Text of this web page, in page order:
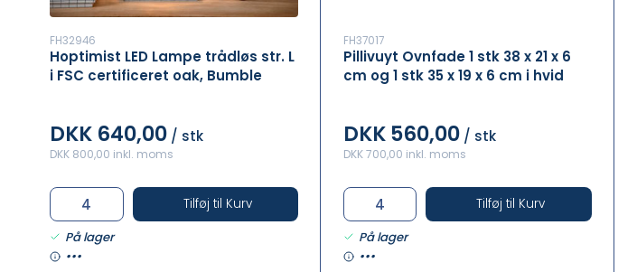
FH32946
Hoptimist LED Lampe trådløs str. L
i FSC certificeret oak, Bumble
DKK 640,00 / stk
DKK 800,00 inkl. moms
Tilføj til Kurv
På lager
•••
FH37017
Pillivuyt Ovnfade 1 stk 38 x 21 x 6
cm og 1 stk 35 x 19 x 6 cm i hvid
DKK 560,00 / stk
DKK 700,00 inkl. moms
Tilføj til Kurv
På lager
•••